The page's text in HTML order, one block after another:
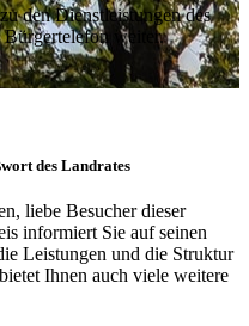
den Dienstleistungen des
Bürgertelefon weiter.
des Landrates
liebe Besucher dieser
informiert Sie auf seinen
Leistungen und die Struktur
Ihnen auch viele weitere